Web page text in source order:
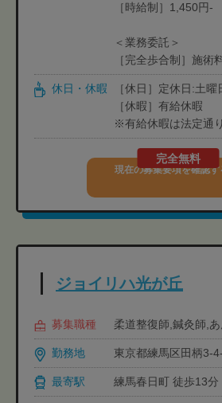
［時給制］1,450円-
＜業務委託＞
［完全歩合制］施術
休日・休暇
［休日］定休日:土曜
［休暇］有給休暇
※有給休暇は法定通
完全無料
現在の募集要項を確認す
ジョイリハ光が丘
募集職種 柔道整復師,鍼灸師,あ
勤務地 東京都練馬区田柄3-
最寄駅 練馬春日町 徒歩13分